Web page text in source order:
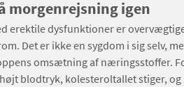
morgenrejsning igen
erektile dysfunktioner er
Det er ikke en sygdom i sig selv,
omsætning af næringsstoffer.
blodtryk, kolesteroltallet stiger,